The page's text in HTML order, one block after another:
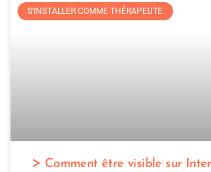
S'INSTALLER COMME THÉRAPEUTE
Comment être visible sur